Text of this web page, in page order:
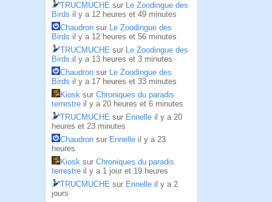
TRUCMUCHE sur Le Zoodingue des
Birds il y a 12 heures et 49 minutes
Chaudron sur Le Zoodingue des
Birds il y a 12 heures et 56 minutes
TRUCMUCHE sur Le Zoodingue des
Birds il y a 13 heures et 3 minutes
Chaudron sur Le Zoodingue des
Birds il y a 17 heures et 33 minutes
Kiosk sur Chroniques du paradis
terrestre il y a 20 heures et 6 minutes
TRUCMUCHE sur Ennelle il y a 20
heures et 23 minutes
Chaudron sur Ennelle il y a 23
heures
Kiosk sur Chroniques du paradis
terrestre il y a 1 jour et 19 heures
TRUCMUCHE sur Ennelle il y a 2
jours